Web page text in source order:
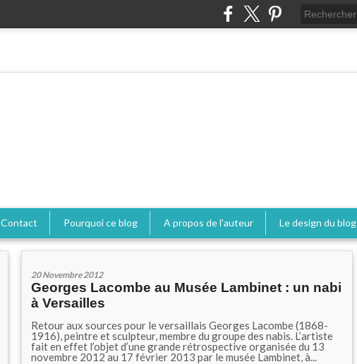
Contact Pourquoi ce blog A propos de l'auteur Le design du blog
20 Novembre 2012
Georges Lacombe au Musée Lambinet : un nabi
à Versailles
Retour aux sources pour le versaillais Georges Lacombe (1868-
1916), peintre et sculpteur, membre du groupe des nabis. L’artiste
fait en effet l’objet d’une grande rétrospective organisée du 13
novembre 2012 au 17 février 2013 par le musée Lambinet, à...